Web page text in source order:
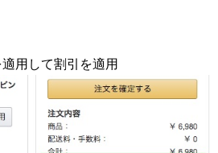
用して割引を適用